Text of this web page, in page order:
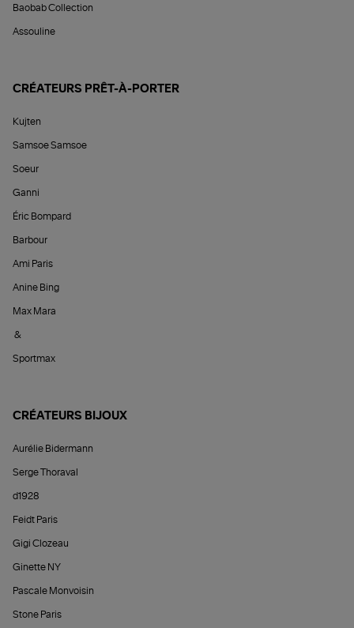
Baobab Collection
Assouline
CRÉATEURS PRÊT-À-PORTER
Kujten
Samsoe Samsoe
Soeur
Ganni
Éric Bompard
Barbour
Ami Paris
Anine Bing
Max Mara
&
Sportmax
CRÉATEURS BIJOUX
Aurélie Bidermann
Serge Thoraval
d1928
Feidt Paris
Gigi Clozeau
Ginette NY
Pascale Monvoisin
Stone Paris